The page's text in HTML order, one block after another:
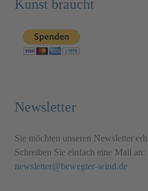
Kunst braucht
Newsletter
Sie möchten unseren Newsletter
Schreiben Sie einfach eine Mail an:
newsletter@bewegter-wind.de